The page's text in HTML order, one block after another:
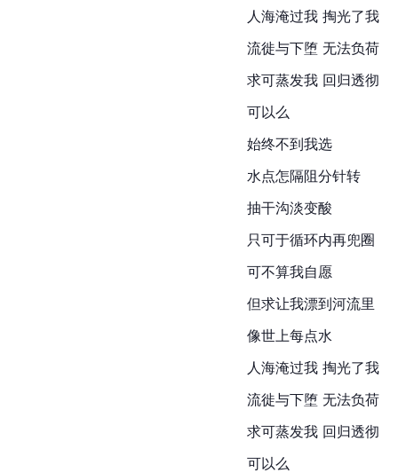
人海淹过我 掏光了我
流徙与下堕 无法负荷
求可蒸发我 回归透彻
可以么
始终不到我选
水点怎隔阻分针转
抽干沟淡变酸
只可于循环内再兜圈
可不算我自愿
但求让我漂到河流里
像世上每点水
人海淹过我 掏光了我
流徙与下堕 无法负荷
求可蒸发我 回归透彻
可以么